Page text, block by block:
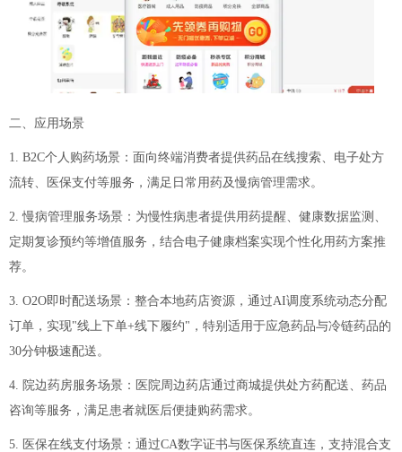
二、应用场景
1. B2C个人购药场景：面向终端消费者提供药品在线搜索、电子处方
流转、医保支付等服务，满足日常用药及慢病管理需求。
2. 慢病管理服务场景：为慢性病患者提供用药提醒、健康数据监测、
定期复诊预约等增值服务，结合电子健康档案实现个性化用药方案推
荐。
3. O2O即时配送场景：整合本地药店资源，通过AI调度系统动态分配
订单，实现"线上下单+线下履约"，特别适用于应急药品与冷链药品的
30分钟极速配送。
4. 院边药房服务场景：医院周边药店通过商城提供处方药配送、药品
咨询等服务，满足患者就医后便捷购药需求。
5. 医保在线支付场景：通过CA数字证书与医保系统直连，支持混合支